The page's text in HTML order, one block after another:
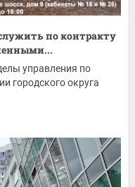
по контракту
управления по
городского округа